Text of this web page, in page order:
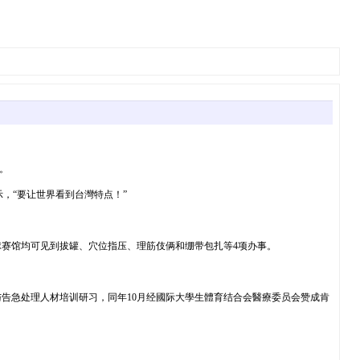
“要让世界看到台灣特点！”
均可见到拔罐、穴位指压、理筋伎俩和绷带包扎等4项办事。
急处理人材培训研习，同年10月经國际大學生體育结合会醫療委员会赞成肯